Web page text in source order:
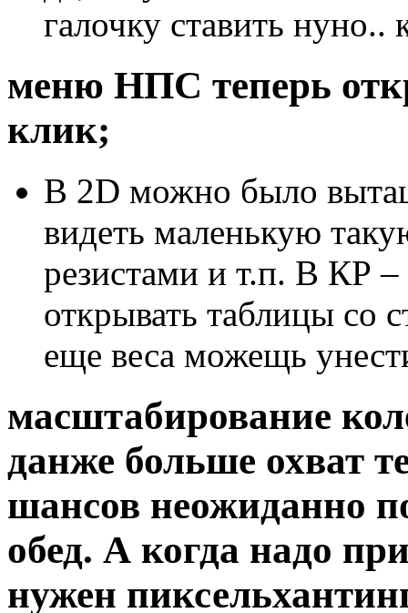
галочку ставить
меню НПС теперь
клик;
В 2D можно было
видеть маленькую
резистами и т.п. В КР –
открывать таблицы со
еще веса можещь
масштабирование
данже больше охват
шансов неожиданно
обед. А когда надо
нужен